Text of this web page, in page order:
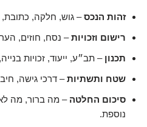
זהות הנכס– גוש, חלקה,
רישום וזכויות– נסח, חוזים,
תכנון – תב״ע, ייעוד, זכויות
שטח ותשתיות– דרכי גישה,
סיכום החלטה – מה ברור, מה
נוספת.